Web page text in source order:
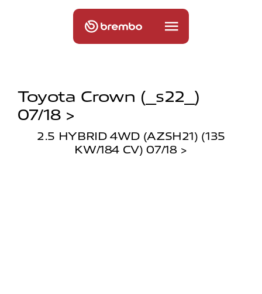
Toyota Crown (_s22_)
07/18 >
2.5 HYBRID 4WD (AZSH21) (135
KW/184 CV) 07/18 >